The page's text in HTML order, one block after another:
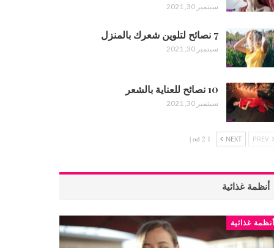
سبتمبر 30, 2021
7 نصائح لتلوين شعرك بالمنزل
سبتمبر 30, 2021
10 نصائح للعناية بالشعر
سبتمبر 30, 2021
NEXT
1 od 2 |
أنظمة غذائية
غذائية